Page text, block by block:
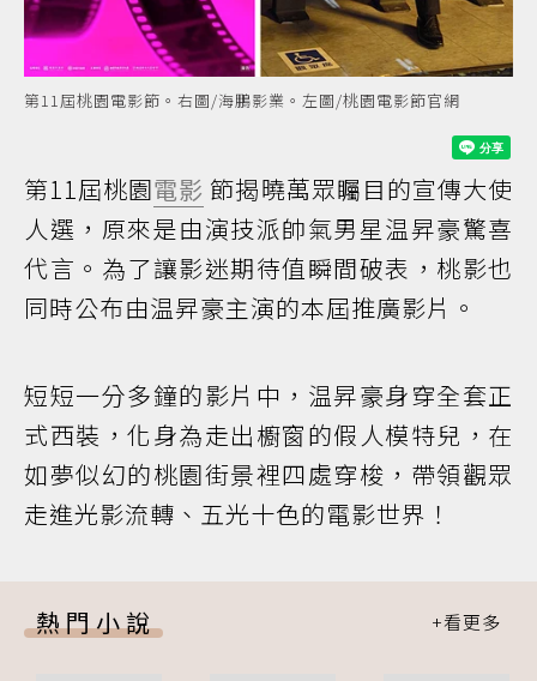
第11屆桃園電影節。右圖/海鵬影業。左圖/桃園電影節官網
第11屆桃園電影 節揭曉萬眾矚目的宣傳大使
人選，原來是由演技派帥氣男星温昇豪驚喜
代言。為了讓影迷期待值瞬間破表，桃影也
同時公布由温昇豪主演的本屆推廣影片。
短短一分多鐘的影片中，温昇豪身穿全套正
式西裝，化身為走出櫥窗的假人模特兒，在
如夢似幻的桃園街景裡四處穿梭，帶領觀眾
走進光影流轉、五光十色的電影世界！
熱門小說